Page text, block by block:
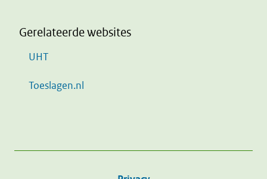
Gerelateerde websites
UHT
Toeslagen.nl